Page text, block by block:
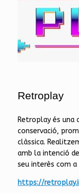
Retroplay
Retroplay és
conservació,
clàssica.
amb la intenció
seu interès com
https://